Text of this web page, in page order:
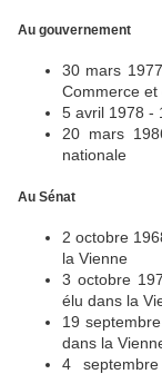
Au gouvernement
30 mars
Commerce
5 avril 1978 -
20 mars
nationale
Au Sénat
2 octobre
la Vienne
3 octobre
élu dans la
19
dans la
4